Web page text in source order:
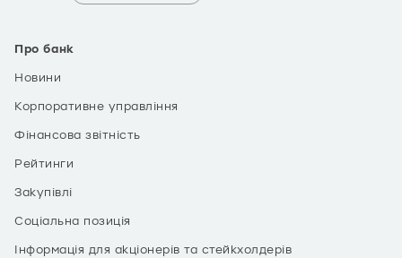
Про банк
Новини
Корпоративне управління
Фінансова звітність
Рейтинги
Закупівлі
Соціальна позиція
Інформація для акціонерів та стейкхолдерів